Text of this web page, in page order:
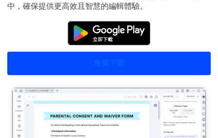
中，確保提供更高效且智慧的編輯體驗。
免費下載